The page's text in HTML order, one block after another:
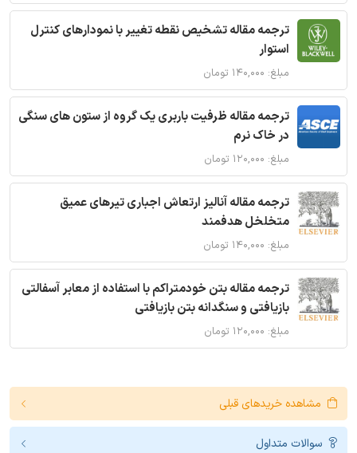
ترجمه مقاله تشخیص نقطه تغییر با نمودارهای کنترل
استوار
مبلغ: ۱۴۰,۰۰۰ تومان
ترجمه مقاله ظرفیت باربری یک گروه از ستون های سنگی
در خاک نرم
مبلغ: ۱۲۰,۰۰۰ تومان
ترجمه مقاله آنالیز ارتعاش اجباری تیرهای عمیق
متخلخل هدفمند
مبلغ: ۱۴۰,۰۰۰ تومان
ترجمه مقاله بتن خودمتراکم با استفاده از معابر آسفالتی
بازیافتی و سنگدانه بتن بازیافتی
مبلغ: ۱۲۰,۰۰۰ تومان
مشاهده خریدهای قبلی
سوالات متداول